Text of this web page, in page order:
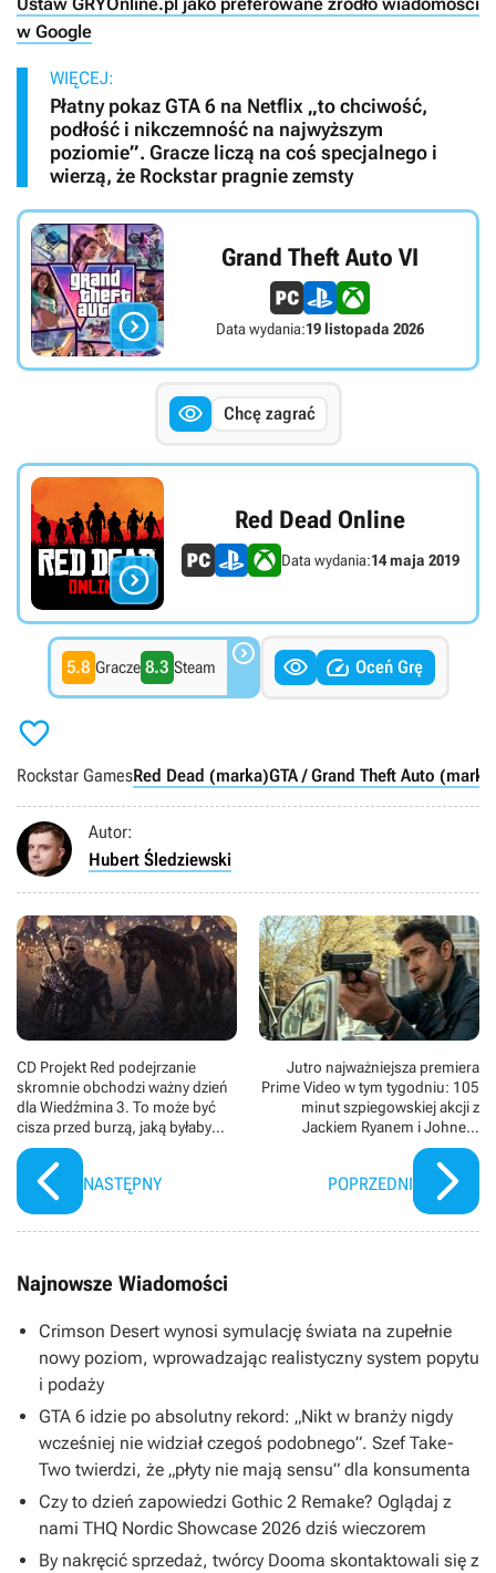
w Google
WIĘCEJ:
Płatny pokaz GTA 6 na Netflix „to chciwość,
podłość i nikczemność na najwyższym
poziomie”. Gracze liczą na coś specjalnego i
wierzą, że Rockstar pragnie zemsty

Grand Theft Auto VI
Data wydania:19 listopada 2026
 Chcę zagrać

Red Dead Online
Data wydania:14 maja 2019
5.8 Gracze 8.3 Steam    Oceń Grę

Rockstar GamesRed Dead (marka)GTA / Grand Theft Auto
Autor:
Hubert Śledziewski
CD Projekt Red podejrzanie
skromnie obchodzi ważny dzień
dla Wiedźmina 3. To może być
cisza przed burzą, jaką byłaby
zapowiedź trzeciego dodatku
NASTĘPNY
Jutro najważniejsza premiera
Prime Video w tym tygodniu: 105
minut szpiegowskiej akcji z
Jackiem Ryanem i Johnem
Krasinskim
POPRZEDNI
Najnowsze Wiadomości
Crimson Desert wynosi symulację świata na zupełnie
nowy poziom, wprowadzając realistyczny system popytu
i podaży
GTA 6 idzie po absolutny rekord: „Nikt w branży nigdy
wcześniej nie widział czegoś podobnego”. Szef Take-
Two twierdzi, że „płyty nie mają sensu” dla konsumenta
Czy to dzień zapowiedzi Gothic 2 Remake? Oglądaj z
nami THQ Nordic Showcase 2026 dziś wieczorem
By nakręcić sprzedaż, twórcy Dooma skontaktowali się z